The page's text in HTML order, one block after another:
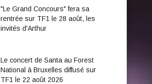
"Le Grand Concours" fera sa
rentrée sur TF1 le 28 août, les
invités d'Arthur
Le concert de Santa au Forest
National à Bruxelles diffusé sur
TF1 le 22 août 2026